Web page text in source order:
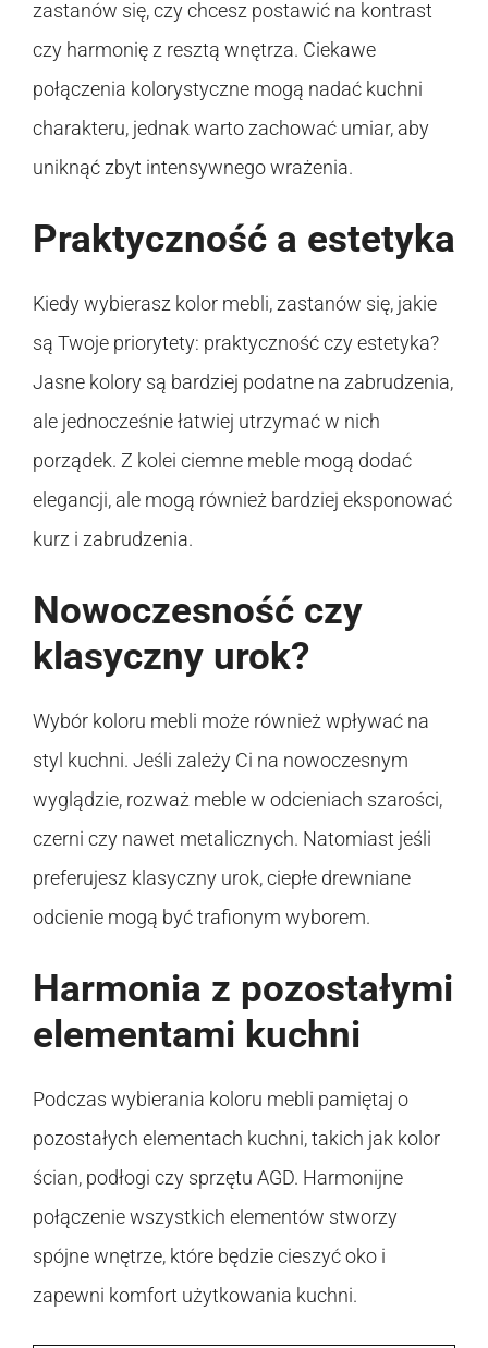
zastanów się, czy chcesz postawić na kontrast
czy harmonię z resztą wnętrza. Ciekawe
połączenia kolorystyczne mogą nadać kuchni
charakteru, jednak warto zachować umiar, aby
uniknąć zbyt intensywnego wrażenia.
Praktyczność a estetyka
Kiedy wybierasz kolor mebli, zastanów się, jakie
są Twoje priorytety: praktyczność czy estetyka?
Jasne kolory są bardziej podatne na zabrudzenia,
ale jednocześnie łatwiej utrzymać w nich
porządek. Z kolei ciemne meble mogą dodać
elegancji, ale mogą również bardziej eksponować
kurz i zabrudzenia.
Nowoczesność czy
klasyczny urok?
Wybór koloru mebli może również wpływać na
styl kuchni. Jeśli zależy Ci na nowoczesnym
wyglądzie, rozważ meble w odcieniach szarości,
czerni czy nawet metalicznych. Natomiast jeśli
preferujesz klasyczny urok, ciepłe drewniane
odcienie mogą być trafionym wyborem.
Harmonia z pozostałymi
elementami kuchni
Podczas wybierania koloru mebli pamiętaj o
pozostałych elementach kuchni, takich jak kolor
ścian, podłogi czy sprzętu AGD. Harmonijne
połączenie wszystkich elementów stworzy
spójne wnętrze, które będzie cieszyć oko i
zapewni komfort użytkowania kuchni.